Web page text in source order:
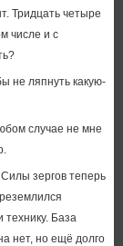
Тридцать четыре
числе и с
не ляпнуть какую-
случае не мне
зергов теперь
База
нет, но ещё долго